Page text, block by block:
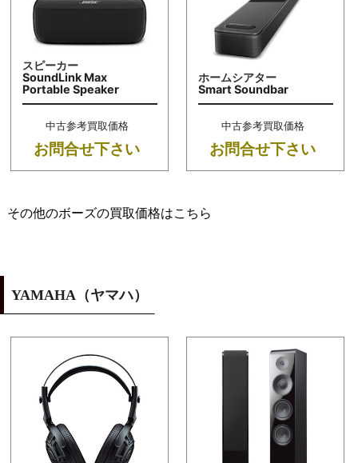
スピーカー
SoundLink Max
Portable Speaker
中古参考買取価格
お問合せ下さい
ホームシアター
Smart Soundbar
中古参考買取価格
お問合せ下さい
その他のボーズの買取価格はこちら
YAMAHA（ヤマハ）